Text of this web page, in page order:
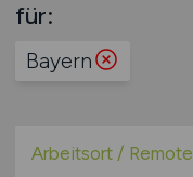
für:
Bayern
Arbeitsort / Remote